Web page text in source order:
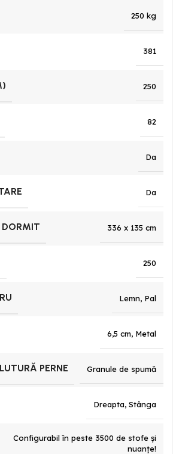
250 kg
381
250
82
Da
Da
DORMIT 336 x 135 cm
250
Lemn, Pal
6,5 cm, Metal
PERNE Granule de spumă
Dreapta, Stânga
Configurabil în peste 3500 de stofe și
nuanțe!